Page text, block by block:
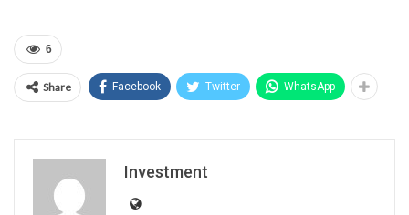
6
Share Facebook Twitter WhatsApp
Investment